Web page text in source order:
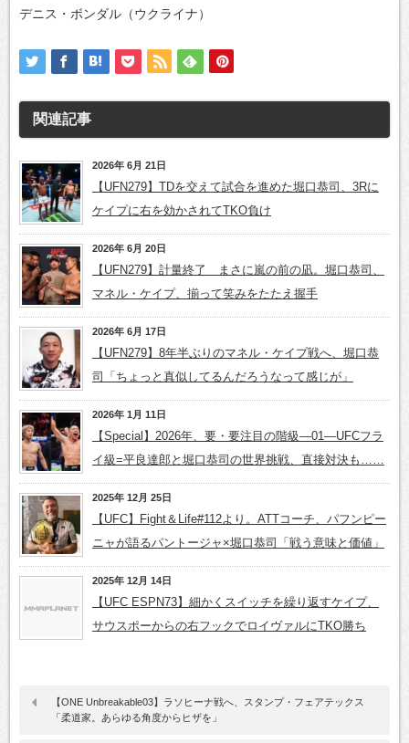
デニス・ボンダル（ウクライナ）
関連記事
2026年 6月 21日
【UFN279】TDを交えて試合を進めた堀口恭司、3Rに
ケイプに右を効かされてTKO負け
2026年 6月 20日
【UFN279】計量終了 まさに嵐の前の凪。堀口恭司、
マネル・ケイプ、揃って笑みをたたえ握手
2026年 6月 17日
【UFN279】8年半ぶりのマネル・ケイプ戦へ、堀口恭
司「ちょっと真似してるんだろうなって感じが」
2026年 1月 11日
【Special】2026年、要・要注目の階級―01―UFCフラ
イ級=平良達郎と堀口恭司の世界挑戦、直接対決も……
2025年 12月 25日
【UFC】Fight＆Life#112より。ATTコーチ、パフンピー
ニャが語るパントージャ×堀口恭司「戦う意味と価値」
2025年 12月 14日
【UFC ESPN73】細かくスイッチを繰り返すケイプ、
サウスポーからの右フックでロイヴァルにTKO勝ち
【ONE Unbreakable03】ラソヒーナ戦へ、スタンプ・フェアテックス
「柔道家。あらゆる角度からヒザを」